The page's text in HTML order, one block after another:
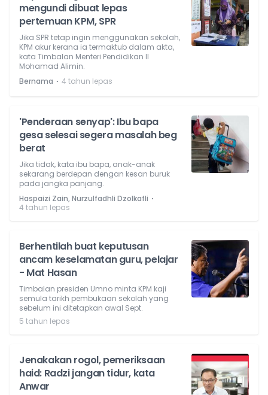
mengundi dibuat lepas
pertemuan KPM, SPR
Jika SPR tetap ingin menggunakan sekolah,
KPM akur kerana ia termaktub dalam akta,
kata Timbalan Menteri Pendidikan II
Mohamad Alimin.
Bernama ⋅ 4 tahun lepas
'Penderaan senyap': Ibu bapa
gesa selesai segera masalah beg
berat
Jika tidak, kata ibu bapa, anak-anak
sekarang berdepan dengan kesan buruk
pada jangka panjang.
Haspaizi Zain, Nurzulfadhli Dzolkafli ⋅
4 tahun lepas
Berhentilah buat keputusan
ancam keselamatan guru, pelajar
- Mat Hasan
Timbalan presiden Umno minta KPM kaji
semula tarikh pembukaan sekolah yang
sebelum ini ditetapkan awal Sept.
5 tahun lepas
Jenakakan rogol, pemeriksaan
haid: Radzi jangan tidur, kata
Anwar